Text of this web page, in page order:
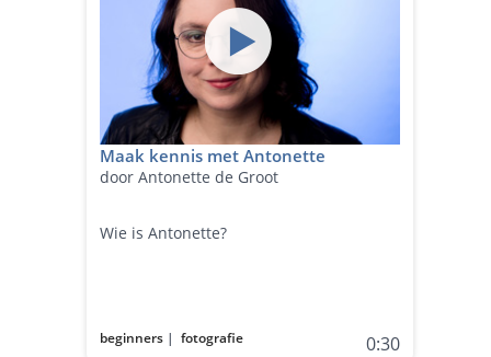
Maak kennis met Antonette
door Antonette de Groot
Wie is Antonette?
beginners |fotografie 0:30